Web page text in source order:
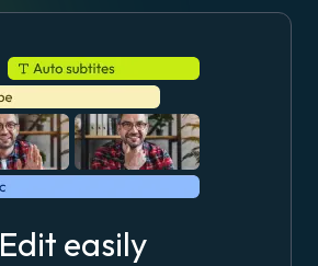
Edit easily